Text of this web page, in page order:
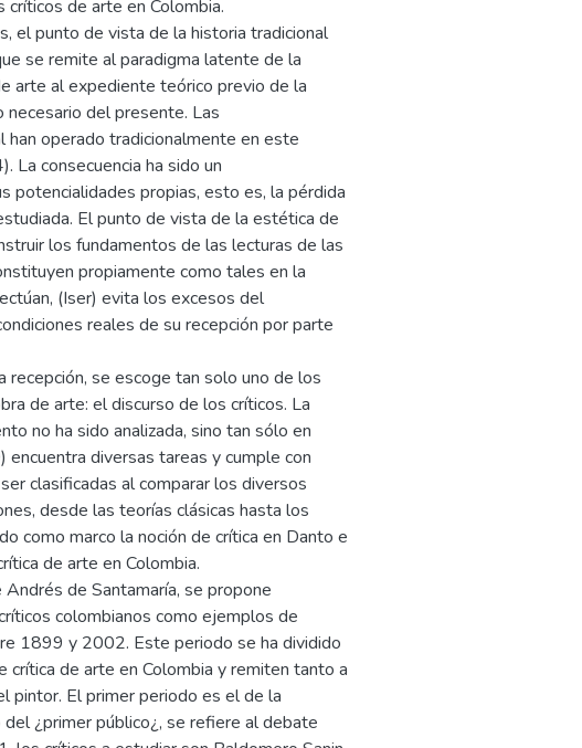
de arte en Colombia.
el punto de vista de la historia tradicional
se remite al paradigma latente de la
arte al expediente teórico previo de la
del presente. Las
han operado tradicionalmente en este
La consecuencia ha sido un
propias, esto es, la pérdida
El punto de vista de la estética de
los fundamentos de las lecturas de las
propiamente como tales en la
(Iser) evita los excesos del
reales de su recepción por parte
se escoge tan solo uno de los
de arte: el discurso de los críticos. La
no ha sido analizada, sino tan sólo en
diversas tareas y cumple con
clasificadas al comparar los diversos
desde las teorías clásicas hasta los
como marco la noción de crítica en Danto e
de arte en Colombia.
de Santamaría, se propone
colombianos como ejemplos de
1899 y 2002. Este periodo se ha dividido
de arte en Colombia y remiten tanto a
pintor. El primer periodo es el de la
¿primer público¿, se refiere al debate